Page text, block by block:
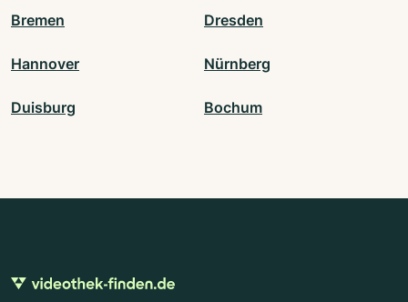
Bremen Dresden
Hannover Nürnberg
Duisburg Bochum